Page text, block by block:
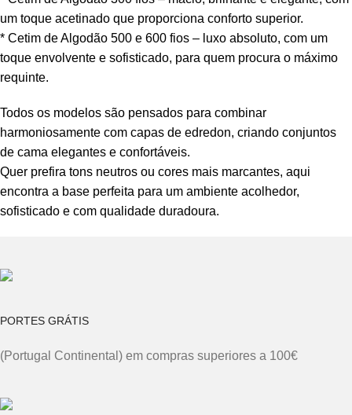
um toque acetinado que proporciona conforto superior.
* Cetim de Algodão 500 e 600 fios – luxo absoluto, com um
toque envolvente e sofisticado, para quem procura o máximo
requinte.
Todos os modelos são pensados para combinar
harmoniosamente com capas de edredon, criando conjuntos
de cama elegantes e confortáveis.
Quer prefira tons neutros ou cores mais marcantes, aqui
encontra a base perfeita para um ambiente acolhedor,
sofisticado e com qualidade duradoura.
PORTES GRÁTIS
(Portugal Continental) em compras superiores a 100€